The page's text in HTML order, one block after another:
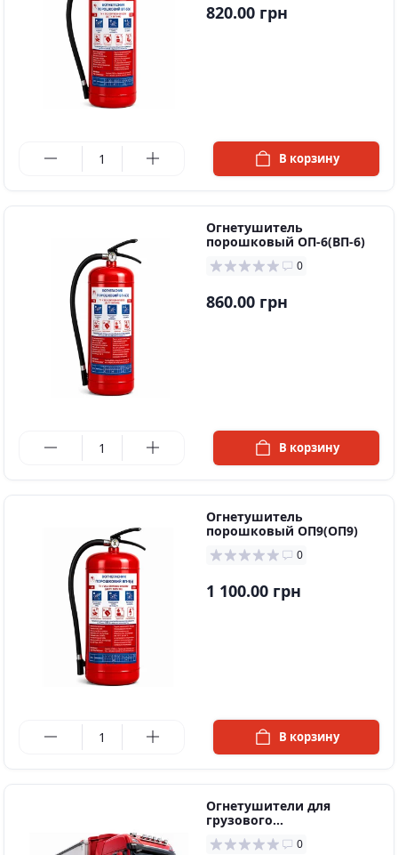
820.00 грн
В корзину
Огнетушитель
порошковый ОП-6(ВП-6)
0
860.00 грн
В корзину
Огнетушитель
порошковый ОП9(ОП9)
0
1 100.00 грн
В корзину
Огнетушители для
грузового
автотранспорта
0